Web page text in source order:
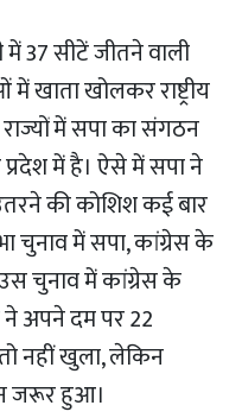
37 सीटें जीतने वाली
खाता खोलकर राष्ट्रीय
राज्यों में सपा का संगठन
प्रदेश में है। ऐसे में सपा ने
की कोशिश कई बार
चुनाव में सपा, कांग्रेस के
चुनाव में कांग्रेस के
अपने दम पर 22
नहीं खुला, लेकिन
जरूर हुआ।